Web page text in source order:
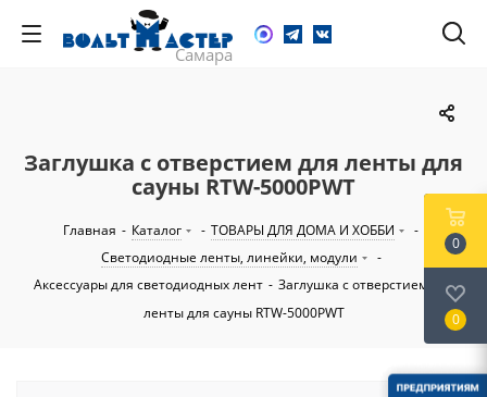
Заглушка с отверстием для ленты для
сауны RTW-5000PWT
Главная - Каталог - ТОВАРЫ ДЛЯ ДОМА И ХОББИ
-
Светодиодные ленты, линейки, модули
-
Аксессуары для светодиодных лент - Заглушка с отверстием для
ленты для сауны RTW-5000PWT
0
0